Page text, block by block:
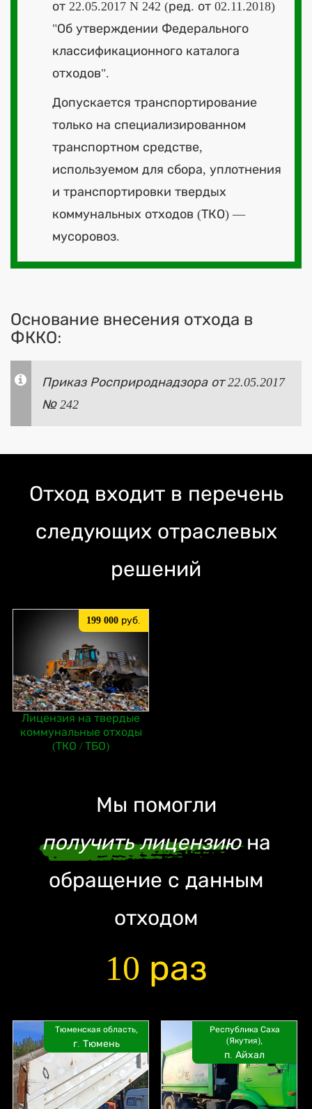
от 22.05.2017 N 242 (ред. от 02.11.2018)
"Об утверждении Федерального
классификационного каталога
отходов".
Допускается транспортирование
только на специализированном
транспортном средстве,
используемом для сбора, уплотнения
и транспортировки твердых
коммунальных отходов (ТКО) —
мусоровоз.
Основание внесения отхода в
ФККО:
Приказ Росприроднадзора от 22.05.2017
№ 242
Отход входит в перечень
следующих отраслевых
решений
199 000 руб.
Лицензия на твердые
коммунальные отходы
(ТКО / ТБО)
Мы помогли
получить лицензиюна
обращение с данным
отходом
10 раз
Тюменская область,
г. Тюмень
Республика Саха
(Якутия),
п. Айхал